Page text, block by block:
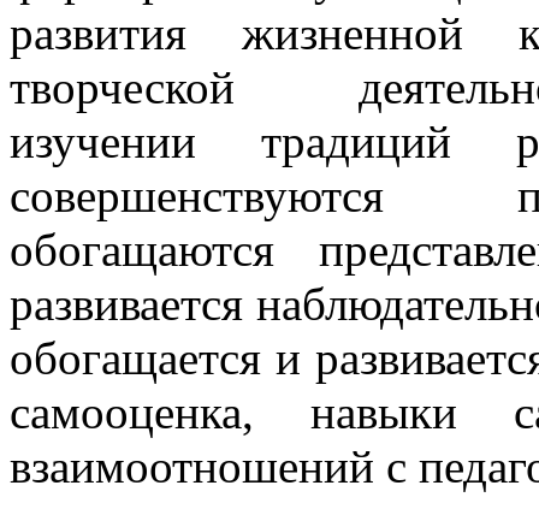
развития
творческой
изучении традиций
совершенствуются
обогащаются
развивается
обогащается и
самооценка, навыки
взаимоотношений с